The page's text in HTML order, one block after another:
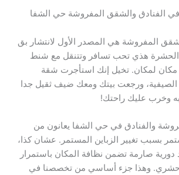
الفنادق والشقق المفروشة حي الشفا
المفروشة هي المصدر الأول لانتشار بق
الحشرة هذي تحب تسافر وتتنقل مع شنط
مكان لمكان. تخيل إنك استأجرت شقة
ورجعت بيتك ومعك ضيف ثقيل جدا
وخرب عليك راحتك!
والفنادق في حي الشفا يعانون من
بسبب تغيير الزباين المستمر. عشان كذا،
دورية صارمة تضمن نظافة المكان باستمرار
حشري. وهذا جزء أساسي من تخصصنا في